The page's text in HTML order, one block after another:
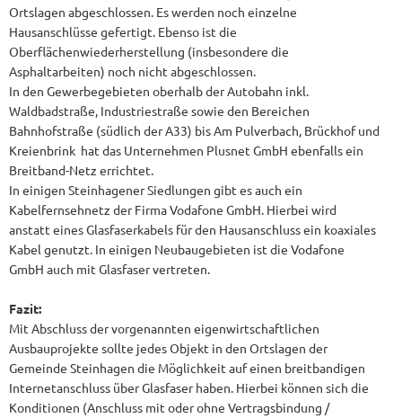
Ortslagen abgeschlossen. Es werden noch einzelne
Hausanschlüsse gefertigt. Ebenso ist die
Oberflächenwiederherstellung (insbesondere die
Asphaltarbeiten) noch nicht abgeschlossen.
In den Gewerbegebieten oberhalb der Autobahn inkl.
Waldbadstraße, Industriestraße sowie den Bereichen
Bahnhofstraße (südlich der A33) bis Am Pulverbach, Brückhof und
Kreienbrink hat das Unternehmen Plusnet GmbH ebenfalls ein
Breitband-Netz errichtet.
In einigen Steinhagener Siedlungen gibt es auch ein
Kabelfernsehnetz der Firma Vodafone GmbH. Hierbei wird
anstatt eines Glasfaserkabels für den Hausanschluss ein koaxiales
Kabel genutzt. In einigen Neubaugebieten ist die Vodafone
GmbH auch mit Glasfaser vertreten.
Fazit:
Mit Abschluss der vorgenannten eigenwirtschaftlichen
Ausbauprojekte sollte jedes Objekt in den Ortslagen der
Gemeinde Steinhagen die Möglichkeit auf einen breitbandigen
Internetanschluss über Glasfaser haben. Hierbei können sich die
Konditionen (Anschluss mit oder ohne Vertragsbindung /